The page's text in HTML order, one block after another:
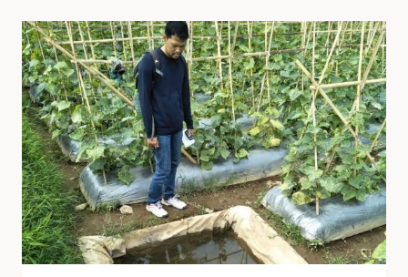
UMUM
HARUS
JELAS
LEGALITASNYA